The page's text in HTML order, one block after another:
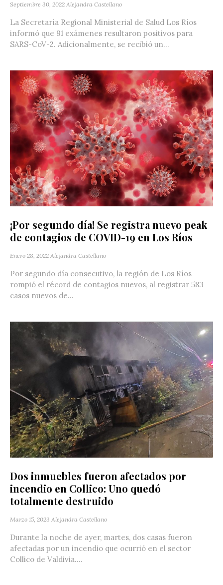
Septiembre 30, 2022 Alejandra Castellano
La Secretaría Regional Ministerial de Salud Los Ríos
informó que 91 exámenes resultaron positivos para
SARS-CoV-2. Adicionalmente, se recibió un...
¡Por segundo día! Se registra nuevo peak
de contagios de COVID-19 en Los Ríos
Enero 28, 2022 Alejandra Castellano
Por segundo día consecutivo, la región de Los Ríos
rompió el récord de contagios nuevos, al registrar 583
casos nuevos de...
Dos inmuebles fueron afectados por
incendio en Collico: Uno quedó
totalmente destruido
Marzo 15, 2023 Alejandra Castellano
Durante la noche de ayer, martes, dos casas fueron
afectadas por un incendio que ocurrió en el sector
Collico de Valdivia....